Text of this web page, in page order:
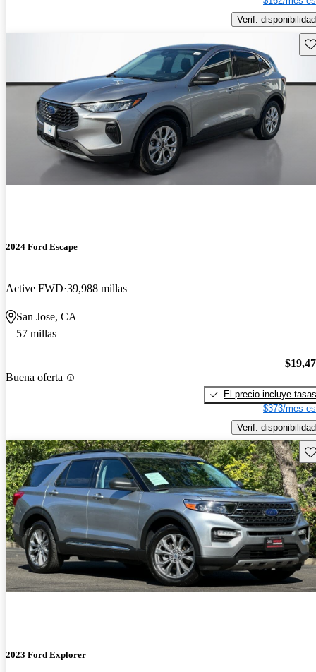
Verif. disponibilidad
2024 Ford Escape
Active FWD 39,988 millas
San Jose, CA
57 millas
Buena oferta
El precio incluye tasas
$373/mes
Verif. disponibilidad
2023 Ford Explorer